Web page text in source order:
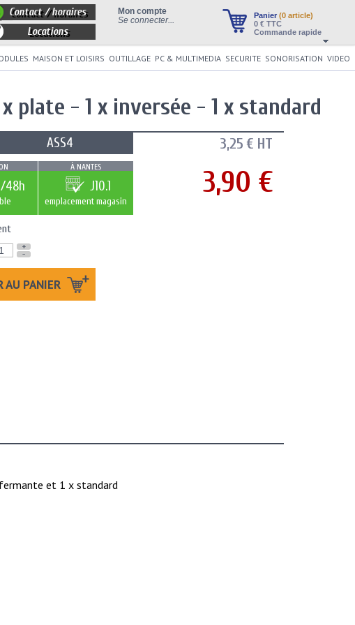
Panier (0 article)
0 € TTC
Commande rapide
Mon compte
Se connecter...
Contact / horaires
Locations
MAISON ET LOISIRS OUTILLAGE PC & MULTIMEDIA SECURITE SONORISATION VIDEO
plate - 1 x inversée - 1 x standard
ASS4
48h
À NANTES
J10.1
emplacement magasin
3,25 € HT
3,90 €
+
-
AU PANIER
et 1 x standard